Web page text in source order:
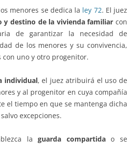
menores se dedica la ley 72. El juez
y destino de la vivienda familiar con
de garantizar la necesidad de
de los menores y su convivencia,
con uno y otro progenitor.
individual, el juez atribuirá el uso de
y al progenitor en cuya compañía
el tiempo en que se mantenga dicha
excepciones.
laguarda compartidao se